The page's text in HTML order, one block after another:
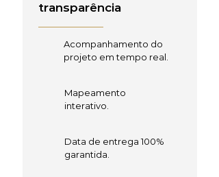
transparência
Acompanhamento do
projeto em tempo real.
Mapeamento
interativo.
Data de entrega 100%
garantida.